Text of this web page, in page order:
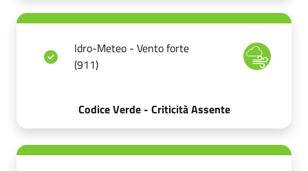
Idro-Meteo - Vento forte
(911)
Codice Verde - Criticità Assente